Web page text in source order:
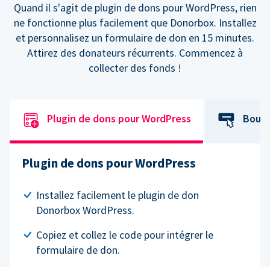
Quand il s'agit de plugin de dons pour WordPress, rien
ne fonctionne plus facilement que Donorbox. Installez
et personnalisez un formulaire de don en 15 minutes.
Attirez des donateurs récurrents. Commencez à
collecter des fonds !
Plugin de dons pour WordPress
Plugin de dons pour WordPress
Installez facilement le plugin de don
Donorbox WordPress.
Copiez et collez le code pour intégrer le
formulaire de don.